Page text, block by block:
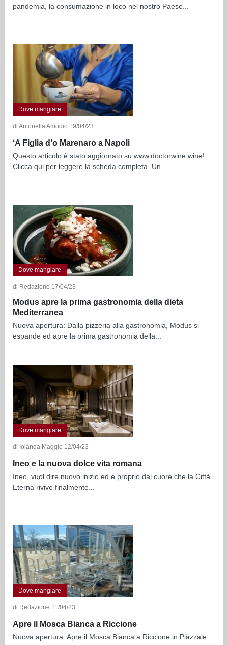
pandemia, la consumazione in loco nel nostro Paese...
Dove mangiare
di Antonella Amodio 19/04/23
‘A Figlia d’o Marenaro a Napoli
Questo articolo è stato aggiornato su www.doctorwine.wine!
Clicca qui per leggere la scheda completa. Un...
Dove mangiare
di Redazione 17/04/23
Modus apre la prima gastronomia della dieta
Mediterranea
Nuova apertura: Dalla pizzeria alla gastronomia, Modus si
espande ed apre la prima gastronomia della...
Dove mangiare
di Iolanda Maggio 12/04/23
Ineo e la nuova dolce vita romana
Ineo, vuol dire nuovo inizio ed è proprio dal cuore che la Città
Eterna rivive finalmente...
Dove mangiare
di Redazione 11/04/23
Apre il Mosca Bianca a Riccione
Nuova apertura: Apre il Mosca Bianca a Riccione in Piazzale